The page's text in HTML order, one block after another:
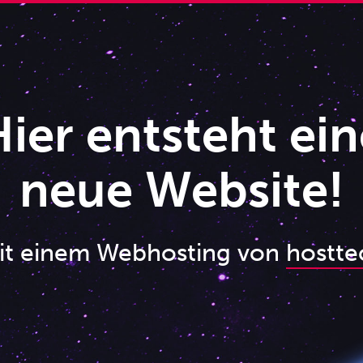
entsteht
neue Website!
einem Webhosting von